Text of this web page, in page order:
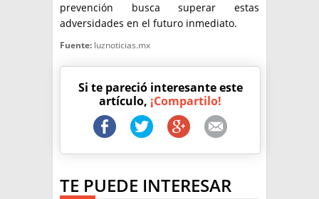
prevención busca superar estas
adversidades en el futuro inmediato.
Fuente: luznoticias.mx
Si te pareció interesante este
artículo, ¡Compartilo!
TE PUEDE INTERESAR